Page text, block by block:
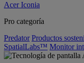
Acer Iconia
Pro categoría
Predator Productos
SpatialLabs™ Monitor